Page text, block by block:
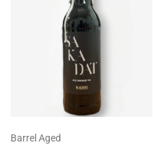
Barrel Aged